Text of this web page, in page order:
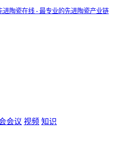
进陶瓷在线 - 最专业的先进陶瓷产业链
会议 视频 知识